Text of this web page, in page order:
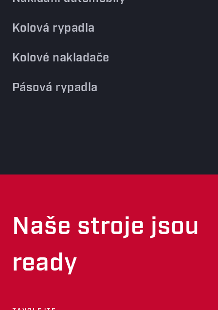
Kolová rypadla
Kolové nakladače
Pásová rypadla
Naše stroje jsou
ready